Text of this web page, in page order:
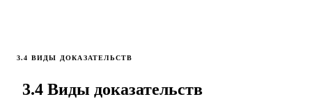
3.4 ВИДЫ ДОКАЗАТЕЛЬСТВ
3.4 Виды доказательств